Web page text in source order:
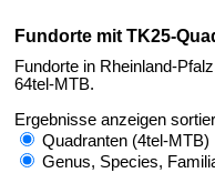
Fundorte mit TK25-
Fundorte in Rheinland-
64tel-MTB.
Ergebnisse anzeigen
Quadranten (4tel-MTB)
Genus, Species,